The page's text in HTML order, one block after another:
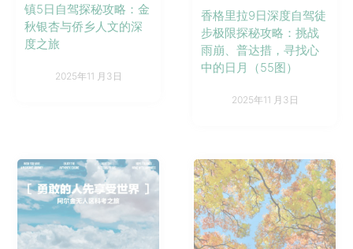
镇5日自驾探秘攻略：金
秋银杏与侨乡人文的深
度之旅
2025年11 月3日
香格里拉9日深度自驾徒
步极限探秘攻略：挑战
雨崩、普达措，寻找心
中的日月（55图）
2025年11 月3日